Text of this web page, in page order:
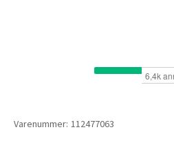
Varenummer: 112477063